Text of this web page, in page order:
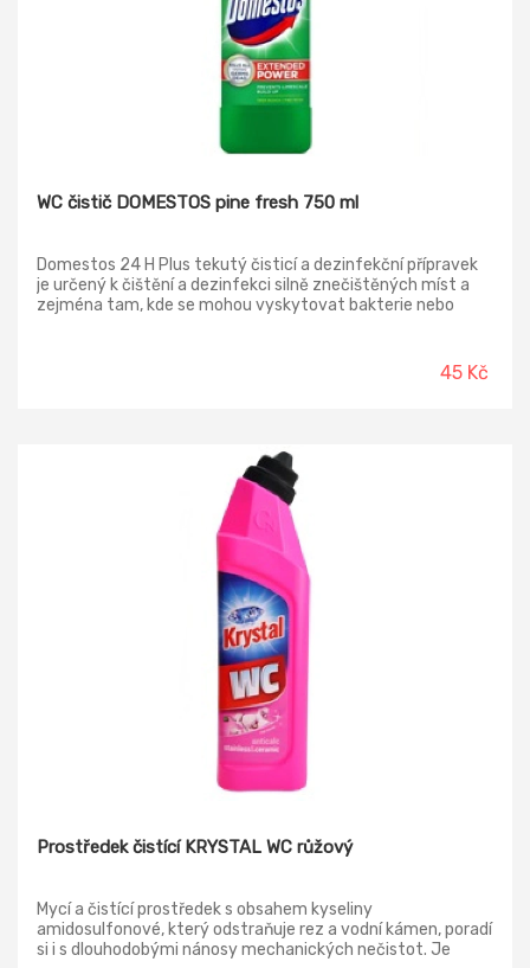
WC čistič DOMESTOS pine fresh 750 ml
Domestos 24 H Plus tekutý čisticí a dezinfekční přípravek
je určený k čištění a dezinfekci silně znečištěných míst a
zejména tam, kde se mohou vyskytovat bakterie nebo
45 Kč
Prostředek čistící KRYSTAL WC růžový
Mycí a čistící prostředek s obsahem kyseliny
amidosulfonové, který odstraňuje rez a vodní kámen, poradí
si i s dlouhodobými nánosy mechanických nečistot. Je